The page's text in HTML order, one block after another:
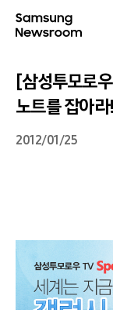
[삼성투모로
노트를 잡아
2012/01/25